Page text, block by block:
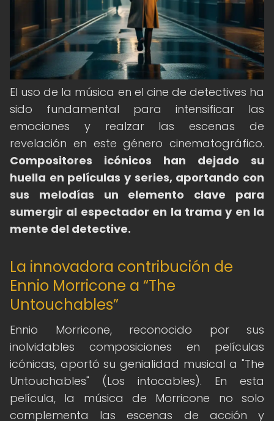
El uso de la música en el cine de detectives ha
sido fundamental para intensificar las
emociones y realzar las escenas de
revelación en este género cinematográfico.
Compositores icónicos han dejado su
huella en películas y series, aportando con
sus melodías un elemento clave para
sumergir al espectador en la trama y en la
mente del detective.
La innovadora contribución de
Ennio Morricone a “The
Untouchables”
Ennio Morricone, reconocido por sus
inolvidables composiciones en películas
icónicas, aportó su genialidad musical a "The
Untouchables" (Los intocables). En esta
película, la música de Morricone no solo
complementa las escenas de acción y